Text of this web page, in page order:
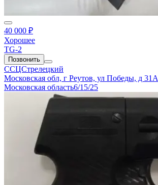
40 000 ₽
Хорошее
TG-2
Позвонить
ССЦСтрелецкий
Московская обл, г Реутов, ул Победы, д 31А
Московская область6/15/25